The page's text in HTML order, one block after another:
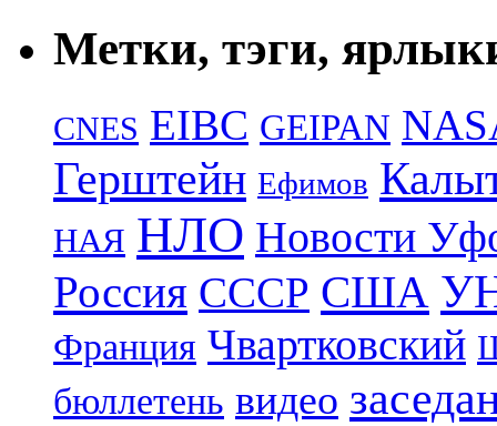
Метки, тэги,
CNES EIBC GEIPAN
Герштейн Ефимов
НАЯ НЛО Новости
Россия СССР США
Франция Чвартковский
бюллетень видео